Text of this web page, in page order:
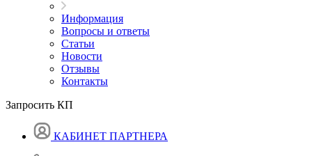
Информация
Вопросы и ответы
Статьи
Новости
Отзывы
Контакты
Запросить КП
КАБИНЕТ ПАРТНЕРА